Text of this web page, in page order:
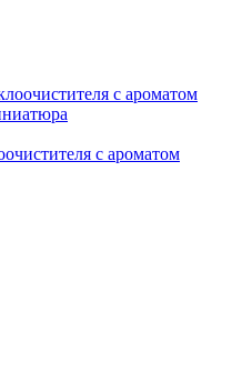
с ароматом